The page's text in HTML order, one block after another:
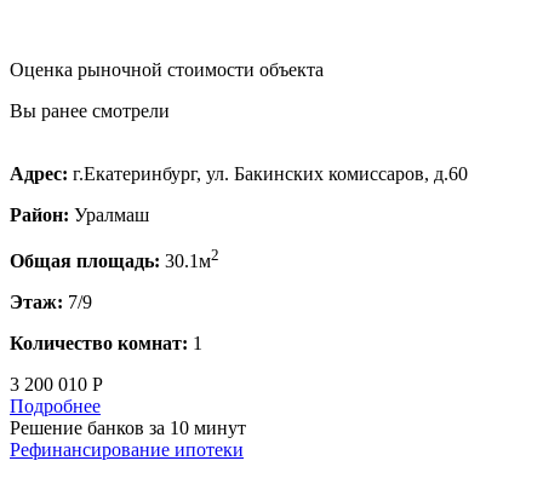
Оценка рыночной стоимости объекта
Вы ранее смотрели
Адрес: г.Екатеринбург, ул. Бакинских комиссаров, д.60
Район: Уралмаш
Общая площадь: 30.1м2
Этаж: 7/9
Количество комнат: 1
3 200 010 Р
Подробнее
Решение банков за 10 минут
Рефинансирование ипотеки